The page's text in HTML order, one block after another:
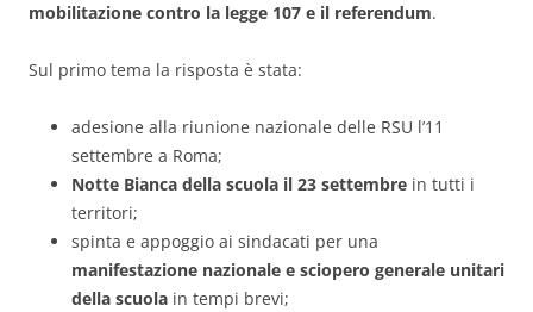
mobilitazione contro la legge 107 e il referendum.
Sul primo tema la risposta è stata:
adesione alla riunione nazionale delle RSU l’11
settembre a Roma;
Notte Bianca della scuola il 23 settembre in tutti i
territori;
spinta e appoggio ai sindacati per una
manifestazione nazionale e sciopero generale unitari
della scuola in tempi brevi;